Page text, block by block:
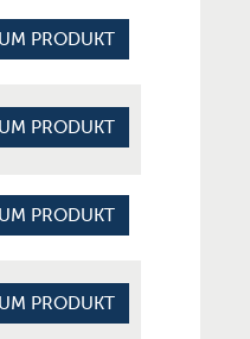
PRODUKT
PRODUKT
PRODUKT
PRODUKT